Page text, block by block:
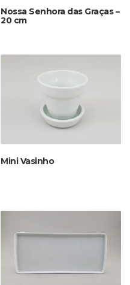
Nossa Senhora das Graças –
20 cm
Mini Vasinho